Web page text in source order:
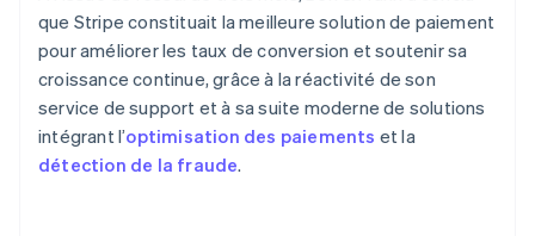
que Stripe constituait la meilleure solution de paiement
pour améliorer les taux de conversion et soutenir sa
croissance continue, grâce à la réactivité de son
service de support et à sa suite moderne de solutions
intégrant l’optimisation des paiements et la
détection de la fraude.